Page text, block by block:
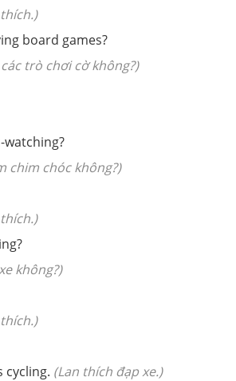
board games?
trò chơi cờ không?)
watching?
chim chóc không?)
không?)
cycling. (Lan thích đạp xe.)